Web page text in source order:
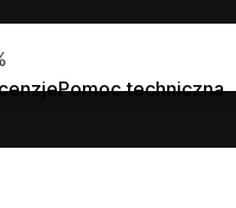
Pomoc techniczna